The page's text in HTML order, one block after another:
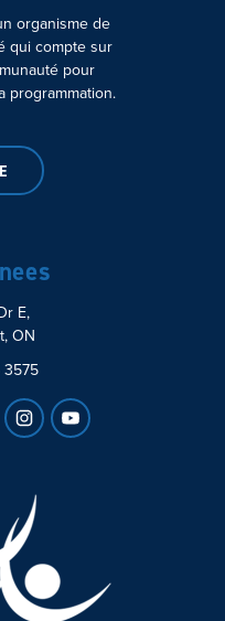
organisme de
qui compte sur
pour
programmation.
E,
ON
3575